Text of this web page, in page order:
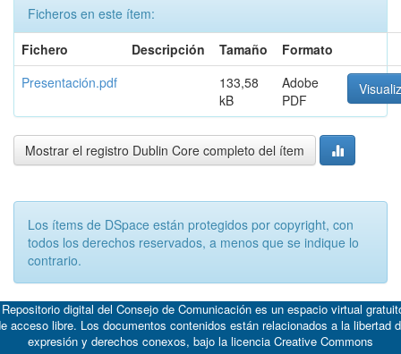
Ficheros en este ítem:
Fichero
Descripción Tamaño
Formato
Presentación.pdf
133,58
kB
Adobe
PDF
Mostrar el registro Dublin Core completo del ítem
Los ítems de DSpace están protegidos por copyright, con
todos los derechos reservados, a menos que se indique lo
contrario.
digital del Consejo de Comunicación es un espacio virtual
acceso libre. Los documentos contenidos están relacionados a la libertad
expresión y derechos conexos, bajo la licencia Creative Commons